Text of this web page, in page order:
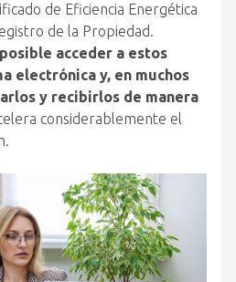
de Eficiencia Energética
de la Propiedad.
acceder a estos
electrónica y, en muchos
y recibirlos de manera
considerablemente el